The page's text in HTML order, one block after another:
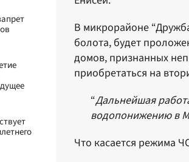
В микрорайоне
болота, будет
домов, признанных
приобретаться на
“Дальнейшая
водопонижению в
Что касается режима